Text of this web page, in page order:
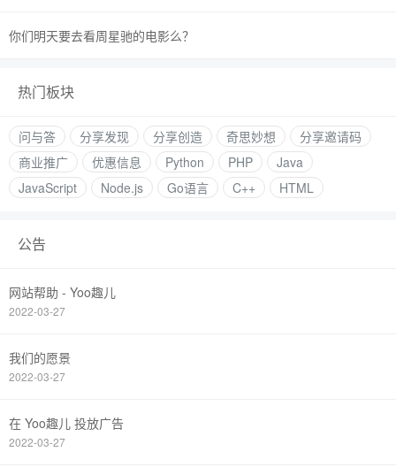
你们明天要去看周星驰的电影么？
热门板块
问与答 分享发现 分享创造 奇思妙想
分享邀请码
商业推广
优惠信息 Python PHP
Java
JavaScript
Node.js Go语言 C++ HTML
公告
网站帮助 - Yoo趣儿
2022-03-27
我们的愿景
2022-03-27
在 Yoo趣儿 投放广告
2022-03-27